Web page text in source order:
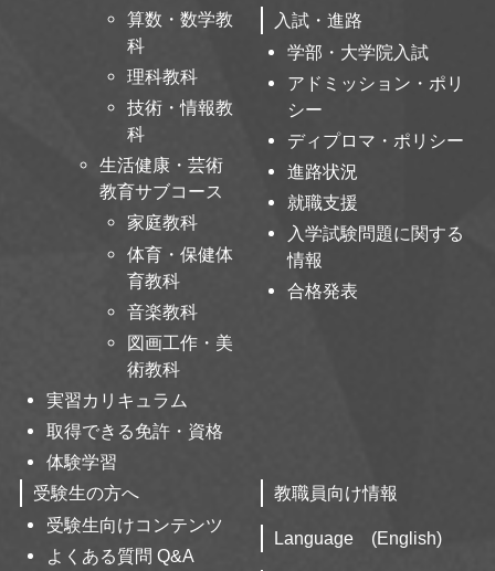
算数・数学教
科
理科教科
技術・情報教
科
生活健康・芸術
教育サブコース
家庭教科
体育・保健体
育教科
音楽教科
図画工作・美
術教科
実習カリキュラム
取得できる免許・資格
体験学習
入試・進路
学部・大学院入試
アドミッション・ポリ
シー
ディプロマ・ポリシー
進路状況
就職支援
入学試験問題に関する
情報
合格発表
受験生の方へ
受験生向けコンテンツ
よくある質問 Q&A
教職員向け情報
Language (English)